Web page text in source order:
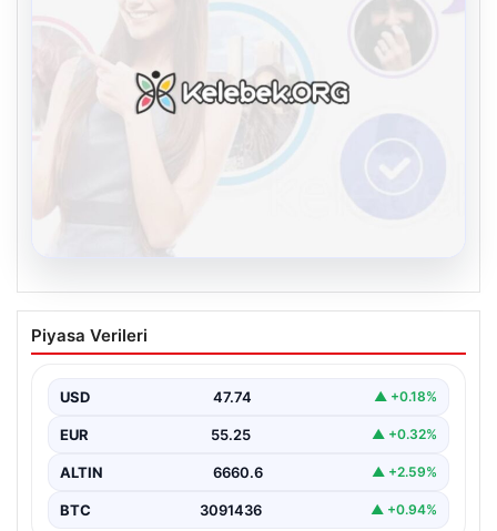
Kelebek.Org İle Sanal İletişimin Seviyeli
Adresi Ve Sohbet Deneyimi
oluşturması büyük bir hassasiyet ifade etmektedir.
Halen…
Piyasa Verileri
USD 47.74 ▲ +0.18%
EUR 55.25 ▲ +0.32%
ALTIN 6660.6 ▲ +2.59%
BTC 3091436 ▲ +0.94%